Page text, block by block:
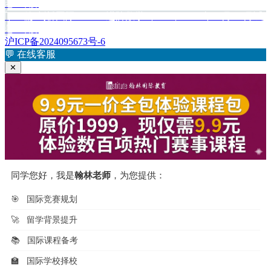
章
导
航
文
卷1详解
下一篇
下
文
章：
卷2详解
沪ICP备2024095673号-6
💬 在线客服
✕
同学您好，我是翰林老师 ，为您提供：
🎯 国际竞赛规划
🚀 留学背景提升
📚 国际课程备考
🏫 国际学校择校